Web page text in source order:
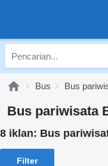
Bus Bus
Bus pariwisata
8 iklan: Bus
Filter